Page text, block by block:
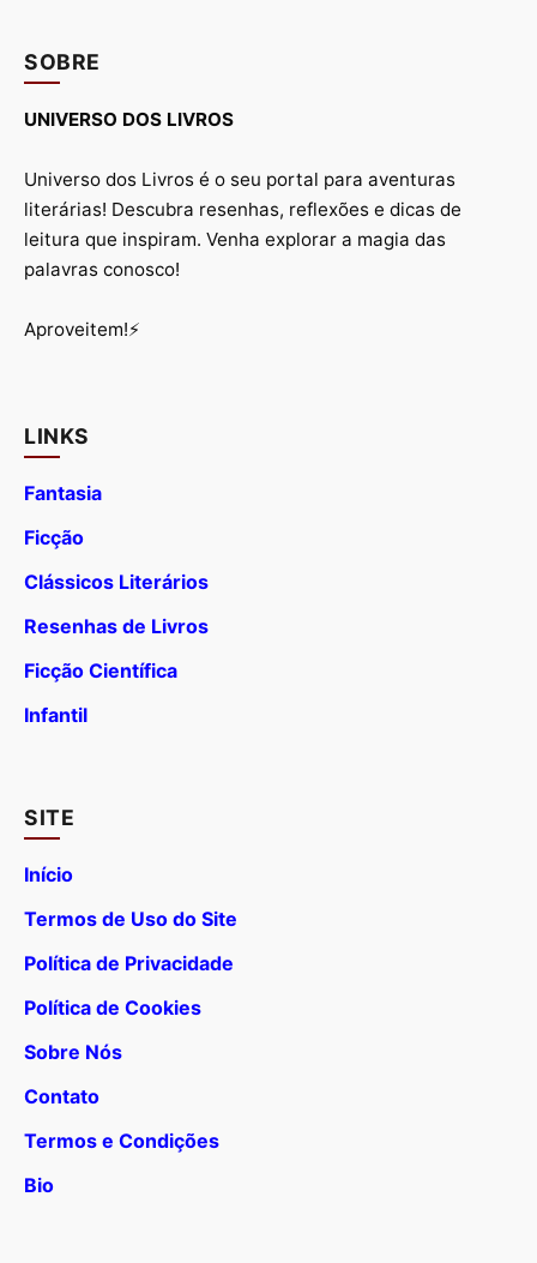
SOBRE
UNIVERSO DOS LIVROS
Universo dos Livros é o seu portal para aventuras
literárias! Descubra resenhas, reflexões e dicas de
leitura que inspiram. Venha explorar a magia das
palavras conosco!
Aproveitem!⚡
LINKS
Fantasia
Ficção
Clássicos Literários
Resenhas de Livros
Ficção Científica
Infantil
SITE
Início
Termos de Uso do Site
Política de Privacidade
Política de Cookies
Sobre Nós
Contato
Termos e Condições
Bio